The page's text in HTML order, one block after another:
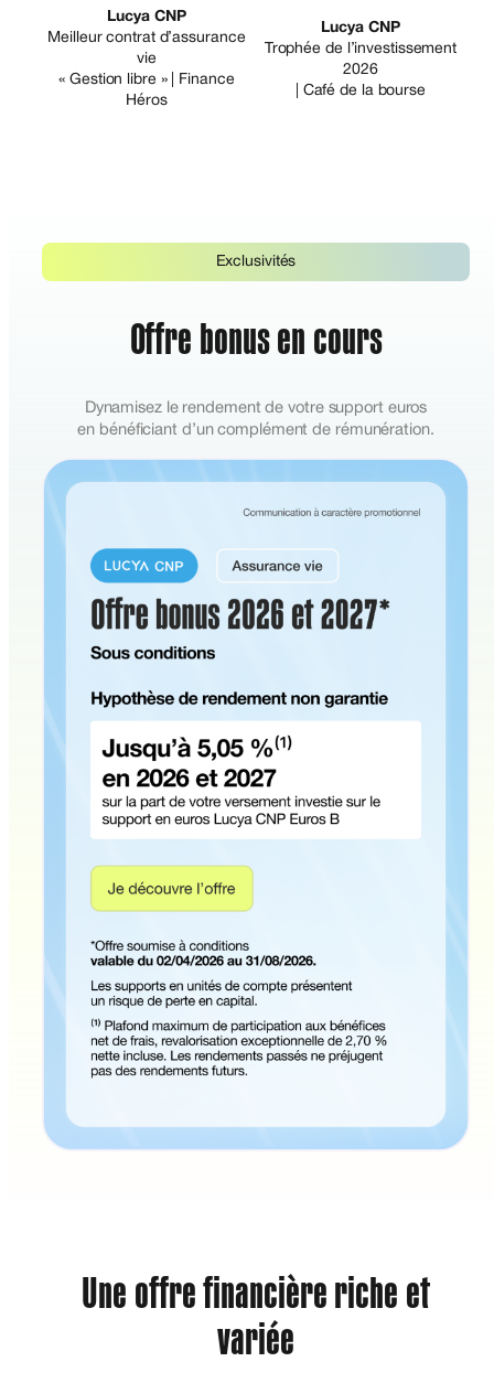
Lucya CNP
Meilleur contrat d’assurance
vie
« Gestion libre » | Finance
Héros
Lucya CNP
Trophée de l’investissement
2026
| Café de la bourse
Exclusivités
Offre bonus en cours
Dynamisez le rendement de votre support euros
en bénéficiant d’un complément de rémunération.
Une offre financière riche et
variée